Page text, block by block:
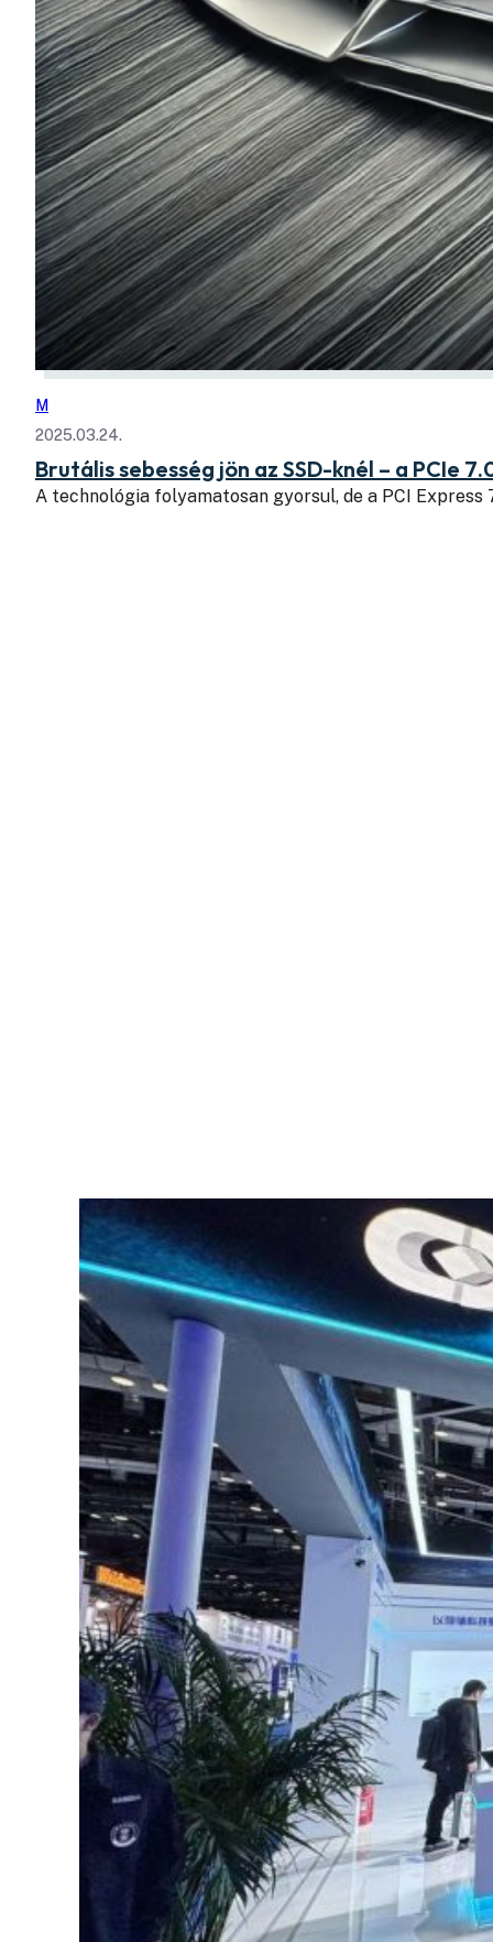
M
2025.03.24.
Brutális sebesség jön az SSD-knél – a PCIe
A technológia folyamatosan gyorsul, de a PCI Express